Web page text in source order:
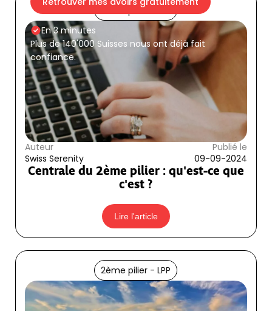
En 3 minutes
Plus de 140'000 Suisses nous ont déjà fait
confiance.
2ème pilier - LPP
Auteur
Swiss Serenity
Publié le
09-09-2024
Centrale du 2ème pilier : qu'est-ce que
c'est ?
Lire l'article
2ème pilier - LPP